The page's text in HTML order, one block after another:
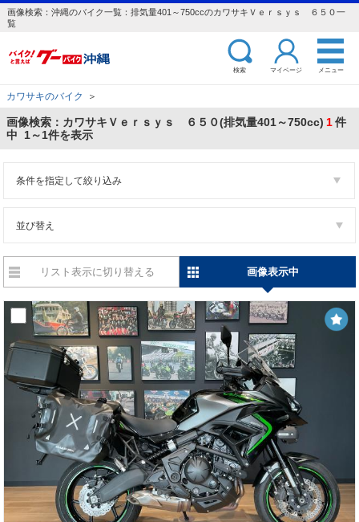
画像検索：沖縄のバイク一覧：排気量401～750ccのカワサキＶｅｒｓｙｓ ６５０一
覧
検索 マイページ メニュー
カワサキのバイク ＞
画像検索：カワサキＶｅｒｓｙｓ ６５０(排気量401～750cc) 1件
中 1～1件を表示
条件を指定して絞り込み
並び替え
リスト表示に切り替える 画像表示中